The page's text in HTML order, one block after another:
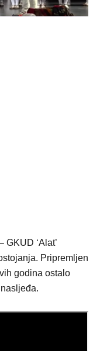
‘Alat’
Pripremljen
godina ostalo